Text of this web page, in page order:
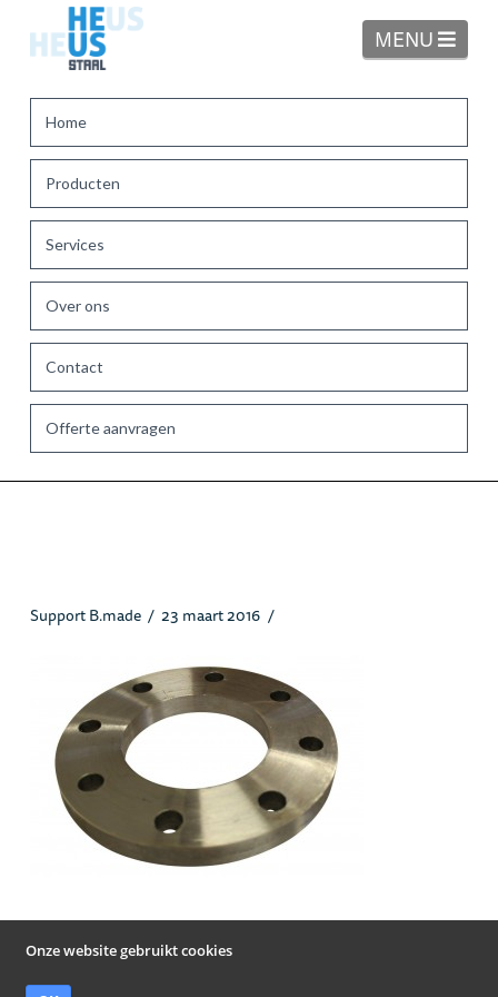
Onze website gebruikt cookies
MENU
Home
Producten
Services
Over ons
Contact
Offerte aanvragen
Support B.made 23 maart 2016